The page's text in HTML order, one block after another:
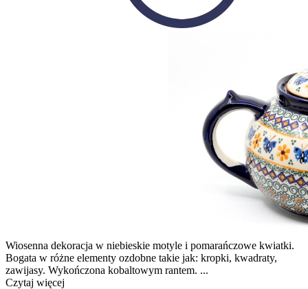
Wiosenna dekoracja w niebieskie motyle i pomarańczowe kwiatki.
Bogata w różne elementy ozdobne takie jak: kropki, kwadraty,
zawijasy. Wykończona kobaltowym rantem. ...
Czytaj więcej